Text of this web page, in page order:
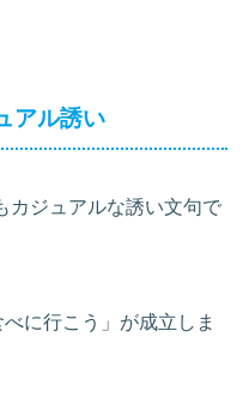
アル誘い
カジュアルな誘い文句で
に行こう」が成立しま